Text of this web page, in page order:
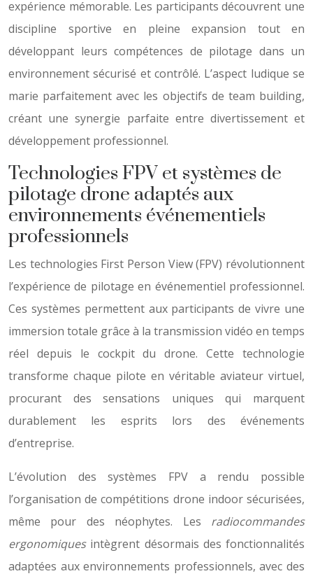
expérience mémorable. Les participants découvrent une
discipline sportive en pleine expansion tout en
développant leurs compétences de pilotage dans un
environnement sécurisé et contrôlé. L’aspect ludique se
marie parfaitement avec les objectifs de team building,
créant une synergie parfaite entre divertissement et
développement professionnel.
Technologies FPV et systèmes de
pilotage drone adaptés aux
environnements événementiels
professionnels
Les technologies First Person View (FPV) révolutionnent
l’expérience de pilotage en événementiel professionnel.
Ces systèmes permettent aux participants de vivre une
immersion totale grâce à la transmission vidéo en temps
réel depuis le cockpit du drone. Cette technologie
transforme chaque pilote en véritable aviateur virtuel,
procurant des sensations uniques qui marquent
durablement les esprits lors des événements
d’entreprise.
L’évolution des systèmes FPV a rendu possible
l’organisation de compétitions drone indoor sécurisées,
même pour des néophytes. Les radiocommandes
ergonomiquesintègrent désormais des fonctionnalités
adaptées aux environnements professionnels, avec des